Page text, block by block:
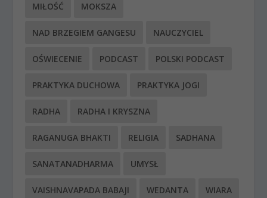
MIŁOŚĆ MOKSZA
NAD BRZEGIEM GANGESU NAUCZYCIEL
OŚWIECENIE PODCAST POLSKI PODCAST
PRAKTYKA DUCHOWA PRAKTYKA JOGI
RADHA RADHA I KRYSZNA
RAGANUGA BHAKTI RELIGIA SADHANA
SANATANADHARMA UMYSŁ
VAISHNAVAPADA BABAJI WEDANTA WIARA